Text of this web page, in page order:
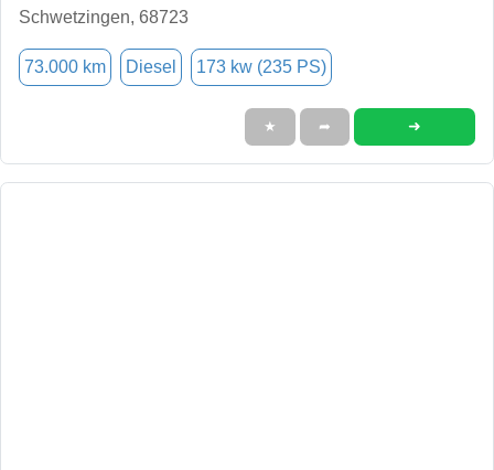
Schwetzingen, 68723
73.000 km Diesel 173 kw (235 PS)
★ ➦ ➜